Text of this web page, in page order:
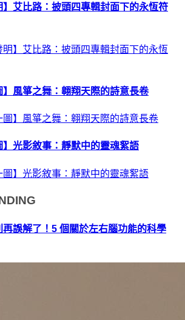
】艾比路：披頭四專輯封面下的永恆符
】風箏之舞：翱翔天際的詩意長卷
】光影敘事：靜默中的靈魂絮語
誤解了！5 個關於左右腦功能的科學